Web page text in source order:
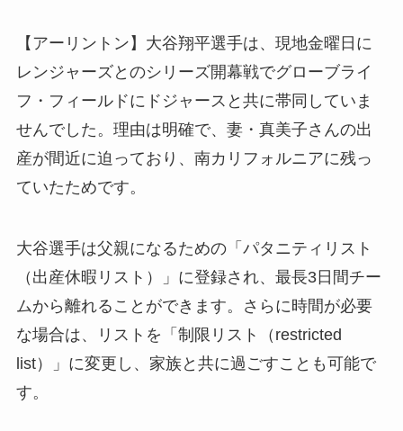
【アーリントン】大谷翔平選手は、現地金曜日に
レンジャーズとのシリーズ開幕戦でグローブライ
フ・フィールドにドジャースと共に帯同していま
せんでした。理由は明確で、妻・真美子さんの出
産が間近に迫っており、南カリフォルニアに残っ
ていたためです。
大谷選手は父親になるための「パタニティリスト
（出産休暇リスト）」に登録され、最長3日間チー
ムから離れることができます。さらに時間が必要
な場合は、リストを「制限リスト（restricted
list）」に変更し、家族と共に過ごすことも可能で
す。